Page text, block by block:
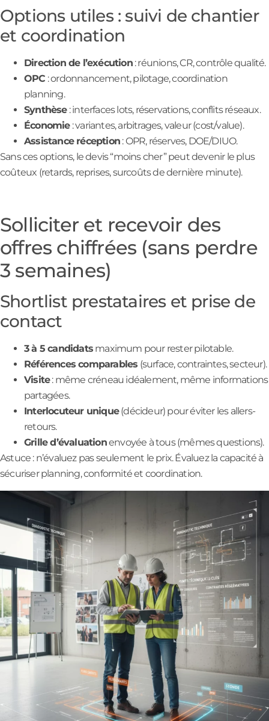
Options utiles : suivi de chantier
et coordination
Direction de l’exécution: réunions, CR, contrôle qualité.
OPC : ordonnancement, pilotage, coordination
planning.
Synthèse: interfaces lots, réservations, conflits réseaux.
Économie: variantes, arbitrages, valeur (cost/value).
Assistance réception : OPR, réserves, DOE/DIUO.
Sans ces options, le devis “moins cher” peut devenir le plus
coûteux (retards, reprises, surcoûts de dernière minute).
Solliciter et recevoir des
offres chiffrées (sans perdre
3 semaines)
Shortlist prestataires et prise de
contact
3 à 5 candidats maximum pour rester pilotable.
Références comparables (surface, contraintes, secteur).
Visite: même créneau idéalement, même informations
partagées.
Interlocuteur unique(décideur) pour éviter les allers-
retours.
Grille d’évaluationenvoyée à tous (mêmes questions).
Astuce : n’évaluez pas seulement le prix. Évaluez la capacité à
sécuriser planning, conformité et coordination.